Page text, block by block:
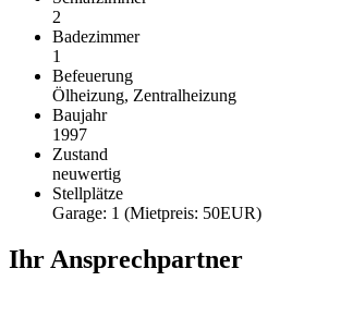
2
Badezimmer
1
Befeuerung
Ölheizung, Zentralheizung
Baujahr
1997
Zustand
neuwertig
Stellplätze
Garage: 1 (Mietpreis: 50EUR)
Ihr Ansprechpartner